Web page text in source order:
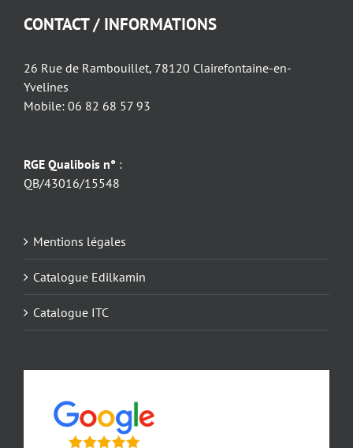
CONTACT / INFORMATIONS
26 Rue de Rambouillet, 78120 Clairefontaine-en-
Yvelines
Mobile: 06 82 68 57 93
RGE Qualibois n° :
QB/43016/15548
Mentions légales
Catalogue Edilkamin
Catalogue ITC